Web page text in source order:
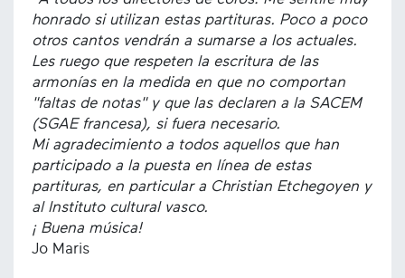
honrado si utilizan estas partituras. Poco a poco
otros cantos vendrán a sumarse a los actuales.
Les ruego que respeten la escritura de las
armonías en la medida en que no comportan
"faltas de notas" y que las declaren a la SACEM
(SGAE francesa), si fuera necesario.
Mi agradecimiento a todos aquellos que han
participado a la puesta en línea de estas
partituras, en particular a Christian Etchegoyen y
al Instituto cultural vasco.
¡ Buena música!
Jo Maris